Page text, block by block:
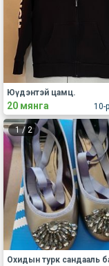
10-
Юүдэнтэй цамц.
20 мянга
1/ 2